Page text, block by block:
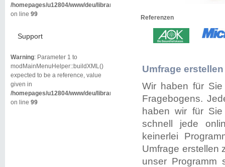
/homepages/u12804/www/deu/libraries/joomla/cache/handler/callback.php
on line 99
Support
Warning: Parameter 1 to
modMainMenuHelper::buildXML()
expected to be a reference, value
given in
/homepages/u12804/www/deu/libraries/joomla/cache/handler/callback.php
on line 99
Referenzen
Umfrage erstellen
Wir haben für
Fragebogens.
haben wir für
schnell jede
keinerlei
Umfrage erstellen
unser Programm